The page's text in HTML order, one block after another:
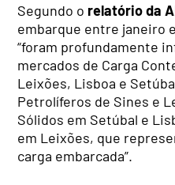
Segundo o relatório da
embarque entre janeiro
“foram profundamente
mercados de Carga
Leixões, Lisboa e
Petrolíferos de Sines e
Sólidos em Setúbal e
em Leixões, que
carga embarcada”.